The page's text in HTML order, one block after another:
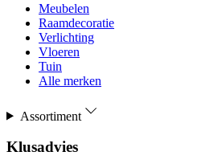
Meubelen
Raamdecoratie
Verlichting
Vloeren
Tuin
Alle merken
Assortiment
Klusadvies